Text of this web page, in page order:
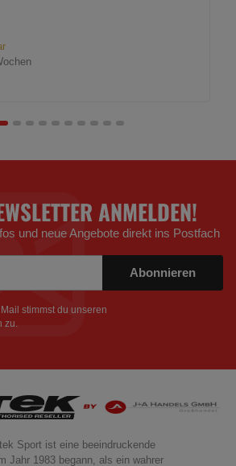
ANMELDEN!
und neue Angebote direkt ins Postfach
Abonnieren
stimmst du unseren
zu.
Sport ist eine beeindruckende
Jahr 1983 begann, als ein wahrer